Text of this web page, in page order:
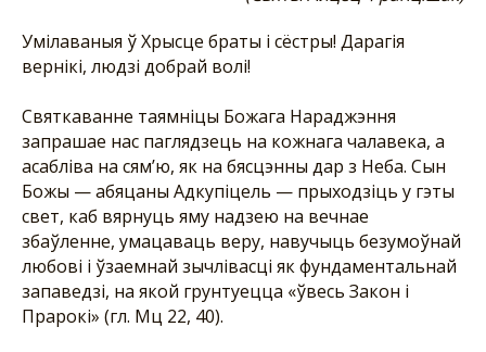
Умілаваныя ў Хрысце браты і сёстры! Дарагія
вернікі, людзі добрай волі!
Святкаванне таямніцы Божага Нараджэння
запрашае нас паглядзець на кожнага чалавека, а
асабліва на сям’ю, як на бясцэнны дар з Неба. Сын
Божы — абяцаны Адкупіцель — прыходзіць у гэты
свет, каб вярнуць яму надзею на вечнае
збаўленне, умацаваць веру, навучыць безумоўнай
любові і ўзаемнай зычлівасці як фундаментальнай
запаведзі, на якой грунтуецца «ўвесь Закон і
Прарокі» (гл. Мц 22, 40).